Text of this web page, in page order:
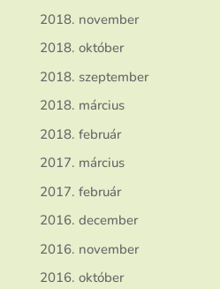
2018. november
2018. október
2018. szeptember
2018. március
2018. február
2017. március
2017. február
2016. december
2016. november
2016. október